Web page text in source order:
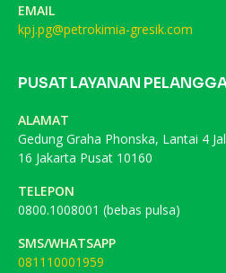
EMAIL
kpj.pg@petrokimia-gresik.com
PUSAT LAYANAN
ALAMAT
Gedung Graha Phonska, Lantai 4
16 Jakarta Pusat 10160
TELEPON
0800.1008001 (bebas pulsa)
SMS/WHATSAPP
081110001959